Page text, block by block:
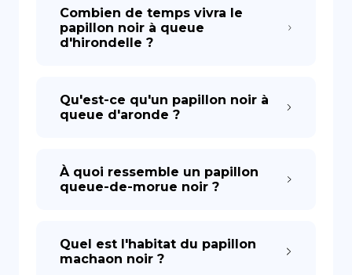
Combien de temps vivra le
papillon noir à queue
d'hirondelle ?
Qu'est-ce qu'un papillon noir à
queue d'aronde ?
À quoi ressemble un papillon
queue-de-morue noir ?
Quel est l'habitat du papillon
machaon noir ?